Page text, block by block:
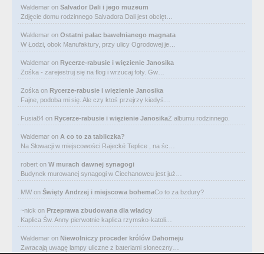
Waldemar on Salvador Dali i jego muzeum
Zdjęcie domu rodzinnego Salvadora Dali jest obcięt…
Waldemar on Ostatni pałac bawełnianego magnata
W Łodzi, obok Manufaktury, przy ulicy Ogrodowej je…
Waldemar on Rycerze-rabusie i więzienie Janosika
Zośka - zarejestruj się na flog i wrzucaj foty. Gw…
Zośka on Rycerze-rabusie i więzienie Janosika
Fajne, podoba mi się. Ale czy ktoś przejrzy kiedyś…
Fusia84 on Rycerze-rabusie i więzienie JanosikaZ albumu rodzinnego.
Waldemar on A co to za tabliczka?
Na Słowacji w miejscowości Rajecké Teplice , na śc…
robert on W murach dawnej synagogi
Budynek murowanej synagogi w Ciechanowcu jest już…
MW on Święty Andrzej i miejscowa bohemaCo to za bzdury?
~nick on Przeprawa zbudowana dla władcy
Kaplica Św. Anny pierwotnie kaplica rzymsko-katoli…
Waldemar on Niewolniczy proceder królów Dahomeju
Zwracają uwagę lampy uliczne z bateriami słoneczny…